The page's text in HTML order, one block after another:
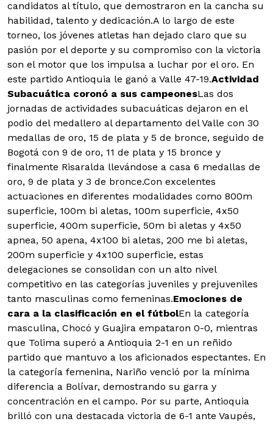
candidatos al título, que demostraron en la cancha su
habilidad, talento y dedicación.A lo largo de este
torneo, los jóvenes atletas han dejado claro que su
pasión por el deporte y su compromiso con la victoria
son el motor que los impulsa a luchar por el oro. En
este partido Antioquia le ganó a Valle 47-19.Actividad
Subacuática coronó a sus campeonesLas dos
jornadas de actividades subacuáticas dejaron en el
podio del medallero al departamento del Valle con 30
medallas de oro, 15 de plata y 5 de bronce, seguido de
Bogotá con 9 de oro, 11 de plata y 15 bronce y
finalmente Risaralda llevándose a casa 6 medallas de
oro, 9 de plata y 3 de bronce.Con excelentes
actuaciones en diferentes modalidades como 800m
superficie, 100m bi aletas, 100m superficie, 4x50
superficie, 400m superficie, 50m bi aletas y 4x50
apnea, 50 apena, 4x100 bi aletas, 200 me bi aletas,
200m superficie y 4x100 superficie, estas
delegaciones se consolidan con un alto nivel
competitivo en las categorías juveniles y prejuveniles
tanto masculinas como femeninas.Emociones de
cara a la clasificación en el fútbolEn la categoría
masculina, Chocó y Guajira empataron 0-0, mientras
que Tolima superó a Antioquia 2-1 en un reñido
partido que mantuvo a los aficionados espectantes. En
la categoría femenina, Nariño venció por la mínima
diferencia a Bolívar, demostrando su garra y
concentración en el campo. Por su parte, Antioquia
brilló con una destacada victoria de 6-1 ante Vaupés,